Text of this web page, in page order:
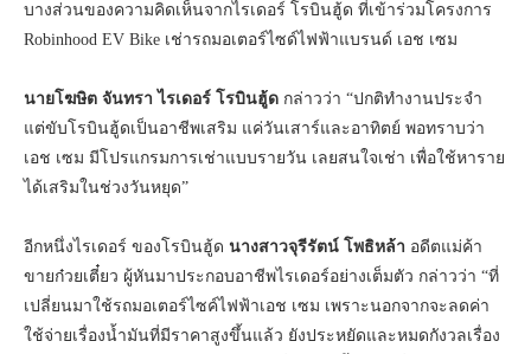
บางส่วนของความคิดเห็นจากไรเดอร์ โรบินฮู้ด ที่เข้าร่วมโครงการ
Robinhood EV Bike เช่ารถมอเตอร์ไซด์ไฟฟ้าแบรนด์ เอช เซม
นายโฆษิต จันทรา ไรเดอร์ โรบินฮู้ด กล่าวว่า “ปกติทำงานประจำ
แต่ขับโรบินฮู้ดเป็นอาชีพเสริม แค่วันเสาร์และอาทิตย์ พอทราบว่า
เอช เซม มีโปรแกรมการเช่าแบบรายวัน เลยสนใจเช่า เพื่อใช้หาราย
ได้เสริมในช่วงวันหยุด”
อีกหนึ่งไรเดอร์ ของโรบินฮู้ด นางสาวจุรีรัตน์ โพธิหล้า อดีตแม่ค้า
ขายก๋วยเตี๋ยว ผู้หันมาประกอบอาชีพไรเดอร์อย่างเต็มตัว กล่าวว่า “ที่
เปลี่ยนมาใช้รถมอเตอร์ไซค์ไฟฟ้าเอช เซม เพราะนอกจากจะลดค่า
ใช้จ่ายเรื่องน้ำมันที่มีราคาสูงขึ้นแล้ว ยังประหยัดและหมดกังวลเรื่อง